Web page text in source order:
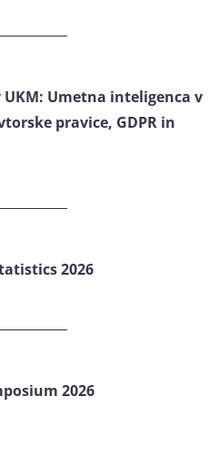
Umetna inteligenca v
pravice, GDPR in
2026
2026